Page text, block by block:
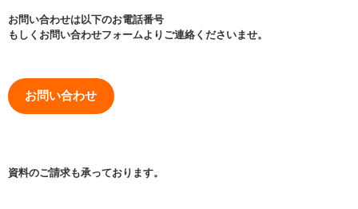
お問い合わせは以下のお電話番号
もしくお問い合わせフォームよりご連絡くださいませ。
お問い合わせ
資料のご請求も承っております。